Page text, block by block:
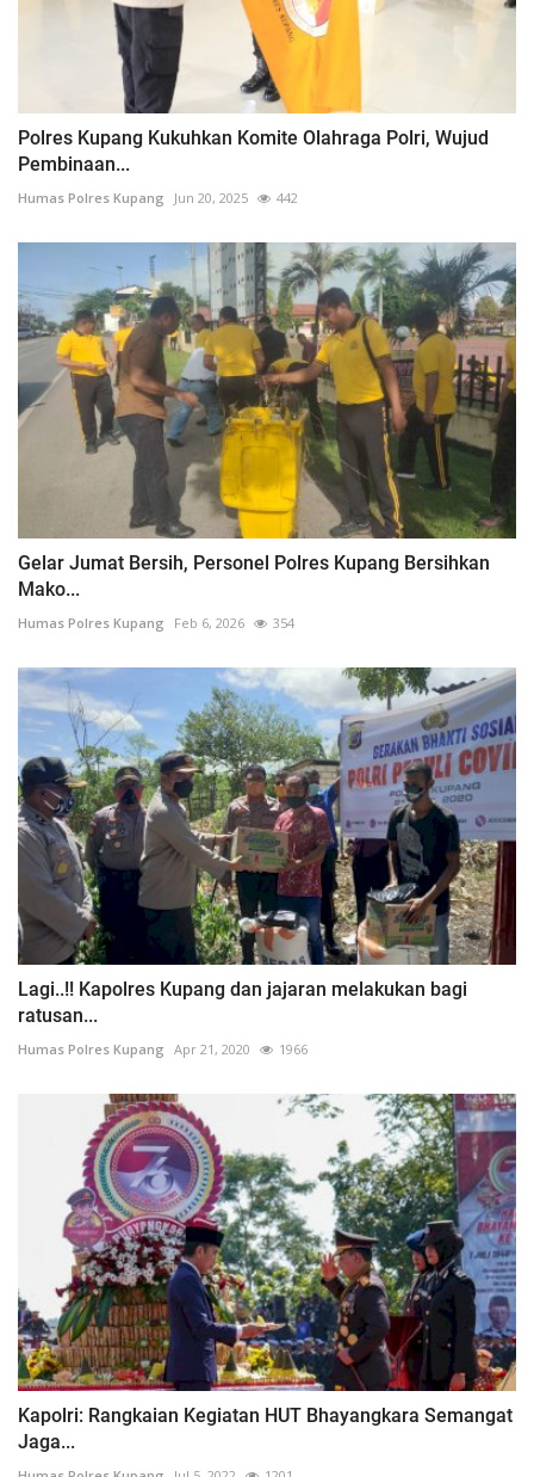
Polres Kupang Kukuhkan Komite Olahraga Polri, Wujud
Pembinaan...
Humas Polres Kupang Jun 20, 2025 442
Gelar Jumat Bersih, Personel Polres Kupang Bersihkan
Mako...
Humas Polres Kupang Feb 6, 2026 354
Lagi..!! Kapolres Kupang dan jajaran melakukan bagi
ratusan...
Humas Polres Kupang Apr 21, 2020 1966
Kapolri: Rangkaian Kegiatan HUT Bhayangkara Semangat
Jaga...